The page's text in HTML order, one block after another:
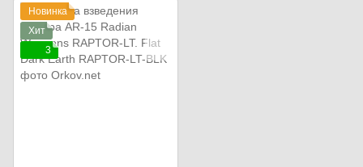
Новинка
Хит
3